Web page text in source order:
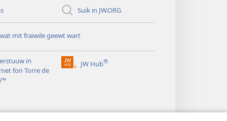
Suik in JW.ORG
mit fraiwile geewt wart
in
fon Torre de
JW Hub®
(opens